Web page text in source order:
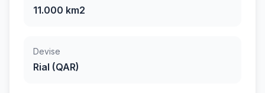
11.000 km2
Devise
Rial (QAR)